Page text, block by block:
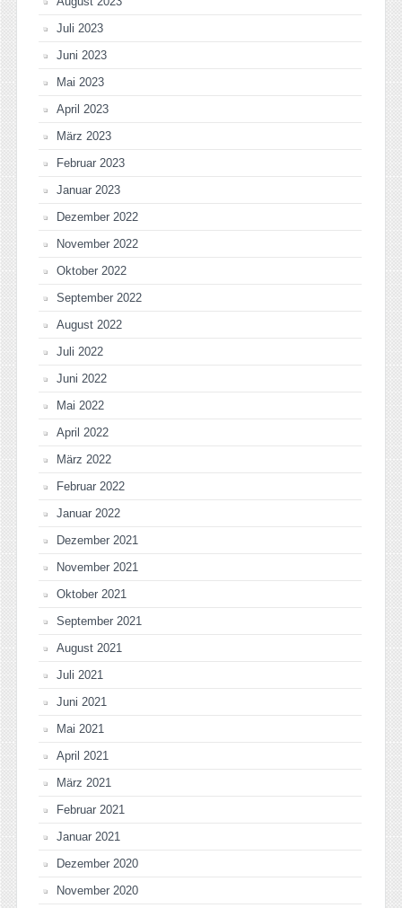
Juli 2023
Juni 2023
Mai 2023
April 2023
März 2023
Februar 2023
Januar 2023
Dezember 2022
November 2022
Oktober 2022
September 2022
August 2022
Juli 2022
Juni 2022
Mai 2022
April 2022
März 2022
Februar 2022
Januar 2022
Dezember 2021
November 2021
Oktober 2021
September 2021
August 2021
Juli 2021
Juni 2021
Mai 2021
April 2021
März 2021
Februar 2021
Januar 2021
Dezember 2020
November 2020